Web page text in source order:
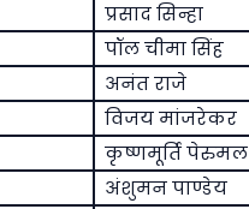
प्रसाद सिन्हा
पॉल चीमा सिंह
अनंत राजे
विजय मांजरेकर
कृष्णमूर्ति पेरुमल
अंशुमन पाण्डेय